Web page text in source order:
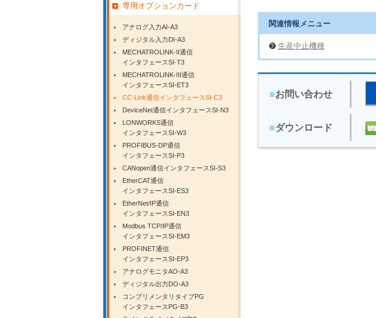
関連情報メニュー
生産中止機種
■お問い合わせ
■ダウンロード
専用オプションカード
アナログ入力AI-A3
ディジタル入力DI-A3
MECHATROLINK-II通信
インタフェースSI-T3
MECHATROLINK-III通信
インタフェースSI-ET3
CC-Link通信インタフェースSI-C3
DeviceNet通信インタフェースSI-N3
LONWORKS通信
インタフェースSI-W3
PROFIBUS-DP通信
インタフェースSI-P3
CANopen通信インタフェースSI-S3
EtherCAT通信
インタフェースSI-ES3
EtherNet/IP通信
インタフェースSI-EN3
Modbus TCP/IP通信
インタフェースSI-EM3
PROFINET通信
インタフェースSI-EP3
アナログモニタAO-A3
ディジタル出力DO-A3
コンプリメンタリタイプPG
インタフェースPG-B3